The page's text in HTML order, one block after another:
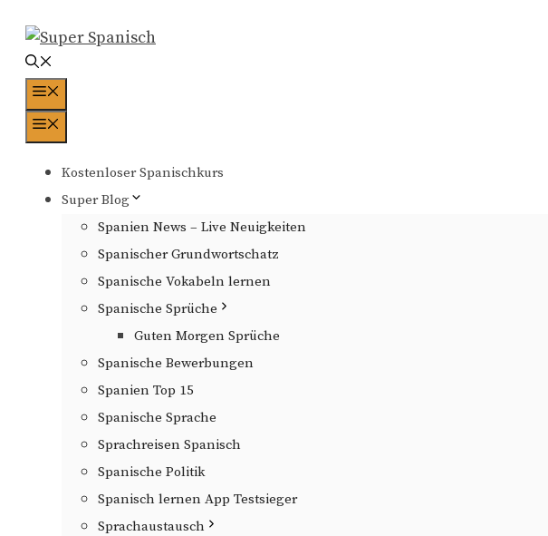
Inhalt
springen
Kostenloser Spanischkurs
Super Blog
Spanien News – Live Neuigkeiten
Spanischer Grundwortschatz
Spanische Vokabeln lernen
Spanische Sprüche
Guten Morgen Sprüche
Spanische Bewerbungen
Spanien Top 15
Spanische Sprache
Sprachreisen Spanisch
Spanische Politik
Spanisch lernen App Testsieger
Sprachaustausch